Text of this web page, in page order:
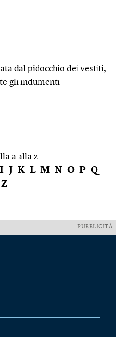
dal pidocchio dei vestiti,
gli indumenti
a alla z
I J K L M N O P Q
Z
PUBBLICITÀ